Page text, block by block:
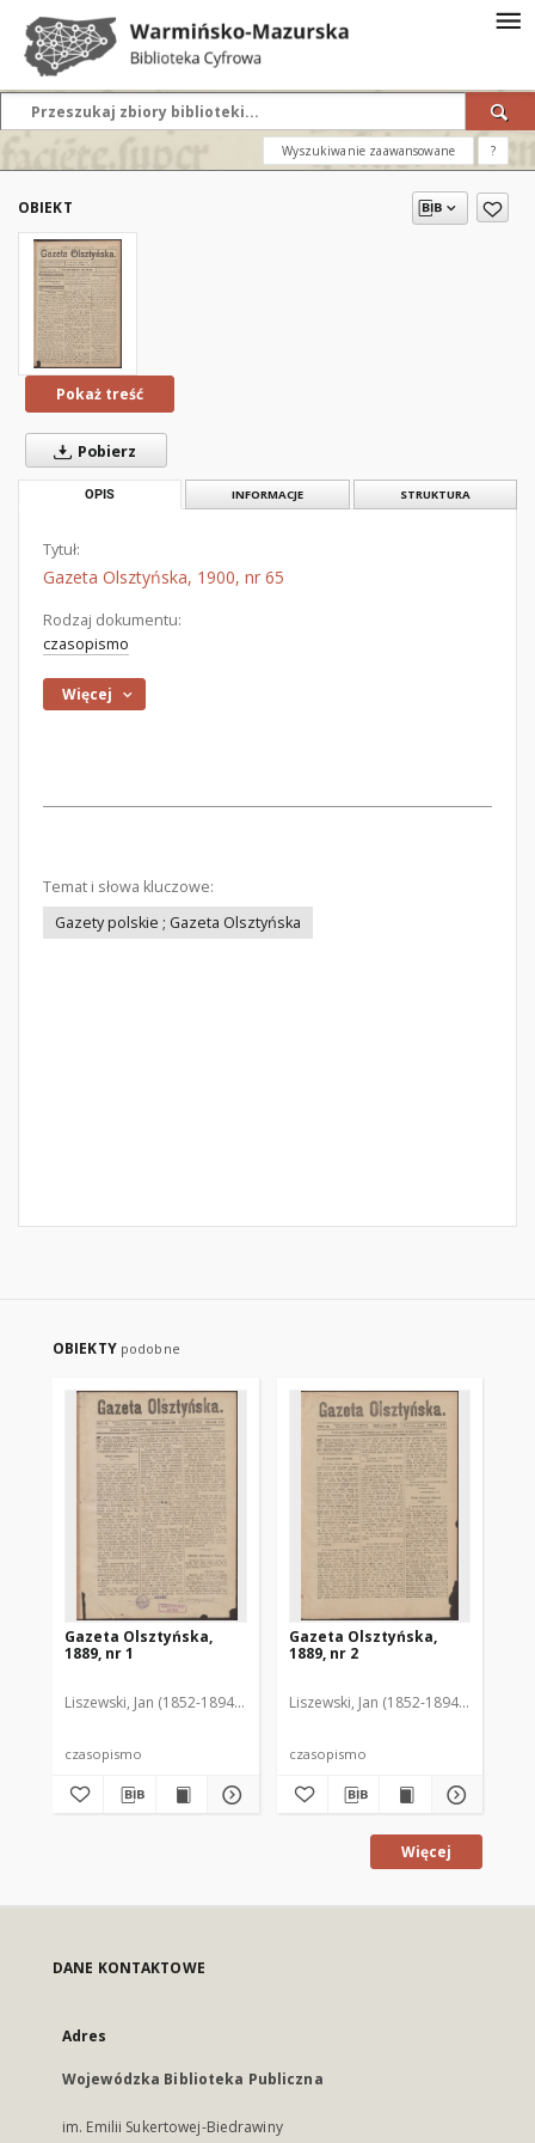
Wyszukiwanie zaawansowane ?
OBIEKT
Pokaż treść
Pobierz
OPIS INFORMACJE STRUKTURA
Tytuł:
Gazeta Olsztyńska, 1900, nr 65
Rodzaj dokumentu:
czasopismo
Więcej
Temat i słowa kluczowe:
Gazety polskie ; Gazeta Olsztyńska
OBIEKTY podobne
Gazeta Olsztyńska,
1889, nr 1
Liszewski, Jan (1852-1894). Red.
czasopismo
Gazeta Olsztyńska,
1889, nr 2
Liszewski, Jan (1852-1894). Red.
czasopismo
Więcej
DANE KONTAKTOWE
Adres
Wojewódzka Biblioteka Publiczna
im. Emilii Sukertowej-Biedrawiny